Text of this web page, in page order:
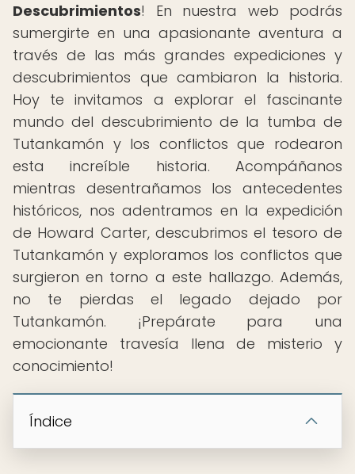
Descubrimientos! En nuestra web podrás
sumergirte en una apasionante aventura a
través de las más grandes expediciones y
descubrimientos que cambiaron la historia.
Hoy te invitamos a explorar el fascinante
mundo del descubrimiento de la tumba de
Tutankamón y los conflictos que rodearon
esta increíble historia. Acompáñanos
mientras desentrañamos los antecedentes
históricos, nos adentramos en la expedición
de Howard Carter, descubrimos el tesoro de
Tutankamón y exploramos los conflictos que
surgieron en torno a este hallazgo. Además,
no te pierdas el legado dejado por
Tutankamón. ¡Prepárate para una
emocionante travesía llena de misterio y
conocimiento!
Índice